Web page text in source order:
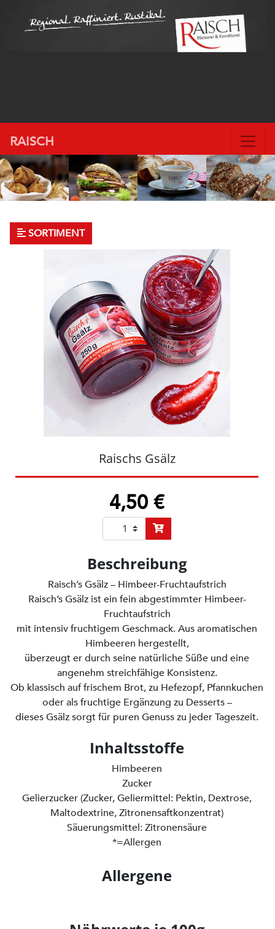
RAISCH
SORTIMENT
Raischs Gsälz
4,50 €
Beschreibung
Raisch’s Gsälz – Himbeer-Fruchtaufstrich
Raisch’s Gsälz ist ein fein abgestimmter Himbeer-
Fruchtaufstrich
mit intensiv fruchtigem Geschmack. Aus aromatischen
Himbeeren hergestellt,
überzeugt er durch seine natürliche Süße und eine
angenehm streichfähige Konsistenz.
Ob klassisch auf frischem Brot, zu Hefezopf, Pfannkuchen
oder als fruchtige Ergänzung zu Desserts –
dieses Gsälz sorgt für puren Genuss zu jeder Tageszeit.
Inhaltsstoffe
Himbeeren
Zucker
Gelierzucker (Zucker, Geliermittel: Pektin, Dextrose,
Maltodextrine, Zitronensaftkonzentrat)
Säuerungsmittel: Zitronensäure
*=Allergen
Allergene